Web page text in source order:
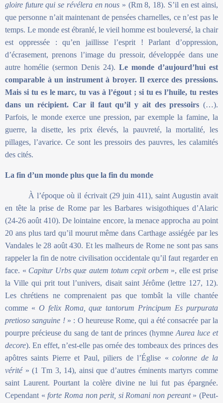
gloire future qui se révélera en nous » (Rm 8, 18). S’il en est ainsi,
que personne n’ait maintenant de pensées charnelles, ce n’est pas le
temps. Le monde est ébranlé, le vieil homme est bouleversé, la chair
est oppressée : qu’en jaillisse l’esprit ! Parlant d’oppression,
d’écrasement, prenons l’image du pressoir, développée dans une
autre homélie (sermon Denis 24). Le monde d’aujourd’hui est
comparable à un instrument à broyer. Il exerce des pressions.
Mais si tu es le marc, tu vas à l’égout ; si tu es l’huile, tu restes
dans un récipient. Car il faut qu’il y ait des pressoirs (…).
Parfois, le monde exerce une pression, par exemple la famine, la
guerre, la disette, les prix élevés, la pauvreté, la mortalité, les
pillages, l’avarice. Ce sont les pressoirs des pauvres, les calamités
des cités.
La fin d’un monde plus que la fin du monde
À l’époque où il écrivait (29 juin 411), saint Augustin avait
en tête la prise de Rome par les Barbares wisigothiques d’Alaric
(24-26 août 410). De lointaine encore, la menace approcha au point
20 ans plus tard qu’il mourut même dans Carthage assiégée par les
Vandales le 28 août 430. Et les malheurs de Rome ne sont pas sans
rappeler la fin de notre civilisation occidentale qu’il faut regarder en
face. « Capitur Urbs quæ autem totum cepit orbem », elle est prise
la Ville qui prit tout l’univers, disait saint Jérôme (lettre 127, 12).
Les chrétiens ne comprenaient pas que tombât la ville chantée
comme « O felix Roma, quæ tantorum Principum Es purpurata
pretioso sanguine !» : O heureuse Rome, qui a été consacrée par la
pourpre précieuse du sang de tant de princes (hymneAurea luce et
decore). En effet, n’est-elle pas ornée des tombeaux des princes des
apôtres saints Pierre et Paul, piliers de l’Église «colonne de la
vérité» (1 Tm 3, 14), ainsi que d’autres éminents martyrs comme
saint Laurent. Pourtant la colère divine ne lui fut pas épargnée.
Cependant « forte Roma non perit, si Romani non pereant» (Peut-